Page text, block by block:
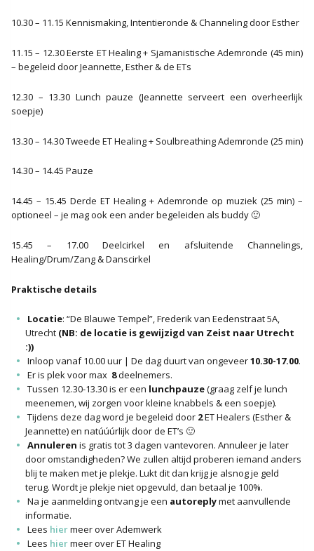
10.30 – 11.15 Kennismaking, Intentieronde & Channeling door Esther
11.15 – 12.30 Eerste ET Healing + Sjamanistische Ademronde (45 min)
– begeleid door Jeannette, Esther & de ETs
12.30 – 13.30 Lunch pauze (Jeannette serveert een overheerlijk
soepje)
13.30 – 14.30 Tweede ET Healing + Soulbreathing Ademronde (25 min)
14.30 – 14.45 Pauze
14.45 – 15.45 Derde ET Healing + Ademronde op muziek (25 min) –
optioneel – je mag ook een ander begeleiden als buddy 🙂
15.45 – 17.00 Deelcirkel en afsluitende Channelings,
Healing/Drum/Zang & Danscirkel
Praktische details
Locatie: “De Blauwe Tempel”, Frederik van Eedenstraat 5A,
Utrecht (NB: de locatie is gewijzigd van Zeist naar Utrecht
:))
Inloop vanaf 10.00 uur | De dag duurt van ongeveer10.30-17.00.
Er is plek voor max 8deelnemers.
Tussen 12.30-13.30 is er een lunchpauze(graag zelf je lunch
meenemen, wij zorgen voor kleine knabbels & een soepje).
Tijdens deze dag word je begeleid door 2ET Healers (Esther &
Jeannette) en natúúúrlijk door de ET’s 🙂
Annuleren is gratis tot 3 dagen vantevoren. Annuleer je later
door omstandigheden? We zullen altijd proberen iemand anders
blij te maken met je plekje. Lukt dit dan krijg je alsnog je geld
terug. Wordt je plekje niet opgevuld, dan betaal je 100%.
Na je aanmelding ontvang je een autoreplymet aanvullende
informatie.
Lees hiermeer over Ademwerk
Lees hiermeer over ET Healing